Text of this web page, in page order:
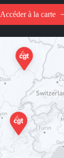
Accéder à la carte